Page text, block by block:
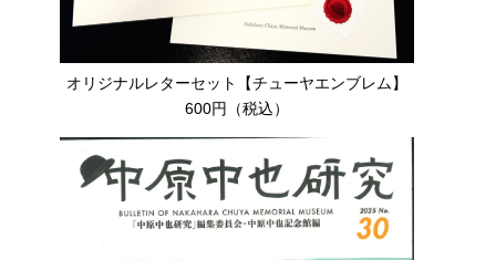
オリジナルレターセット【チューヤエンブレム】
600円（税込）